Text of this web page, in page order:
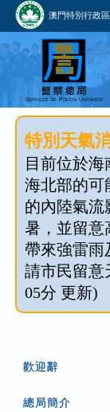
澳門特別行政
特別天氣
目前位於
海北部的可
的內陸氣流
暑，並留意
帶來強雷雨
請市民留意
05分 更新)
歡迎辭
總局簡介